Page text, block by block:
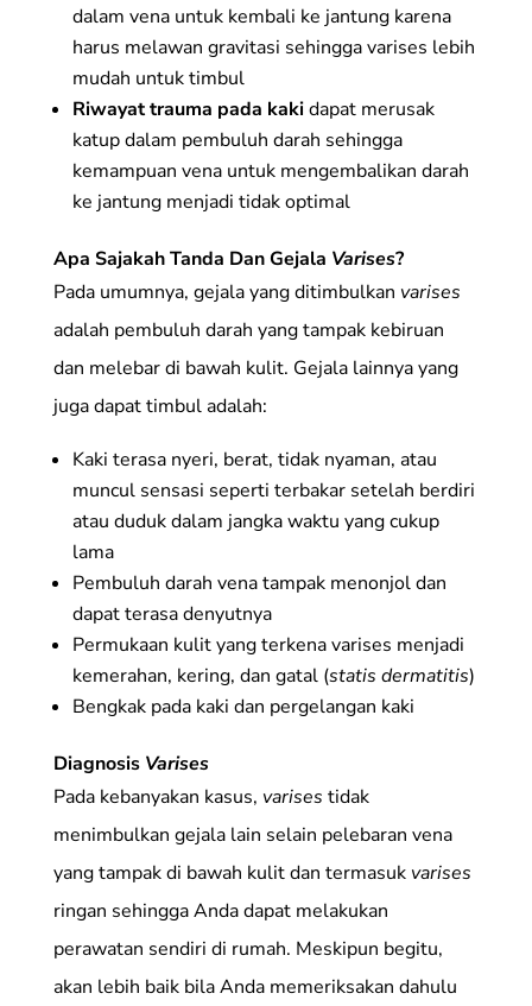
dalam vena untuk kembali ke jantung karena
harus melawan gravitasi sehingga varises lebih
mudah untuk timbul
Riwayat trauma pada kakidapat merusak
katup dalam pembuluh darah sehingga
kemampuan vena untuk mengembalikan darah
ke jantung menjadi tidak optimal
Apa Sajakah Tanda Dan Gejala Varises?
Pada umumnya, gejala yang ditimbulkan varises
adalah pembuluh darah yang tampak kebiruan
dan melebar di bawah kulit. Gejala lainnya yang
juga dapat timbul adalah:
Kaki terasa nyeri, berat, tidak nyaman, atau
muncul sensasi seperti terbakar setelah berdiri
atau duduk dalam jangka waktu yang cukup
lama
Pembuluh darah vena tampak menonjol dan
dapat terasa denyutnya
Permukaan kulit yang terkena varises menjadi
kemerahan, kering, dan gatal (statis dermatitis)
Bengkak pada kaki dan pergelangan kaki
Diagnosis Varises
Pada kebanyakan kasus, varises tidak
menimbulkan gejala lain selain pelebaran vena
yang tampak di bawah kulit dan termasuk varises
ringan sehingga Anda dapat melakukan
perawatan sendiri di rumah. Meskipun begitu,
akan lebih baik bila Anda memeriksakan dahulu